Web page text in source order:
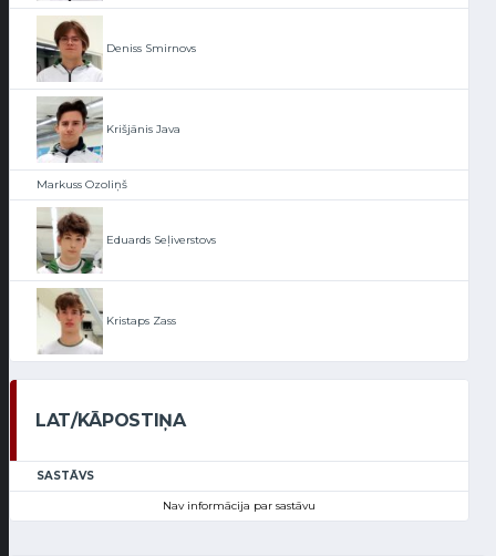
Deniss Smirnovs
Krišjānis Java
Markuss Ozoliņš
Eduards Seļiverstovs
Kristaps Zass
LAT/KĀPOSTIŅA
SASTĀVS
Nav informācija par sastāvu